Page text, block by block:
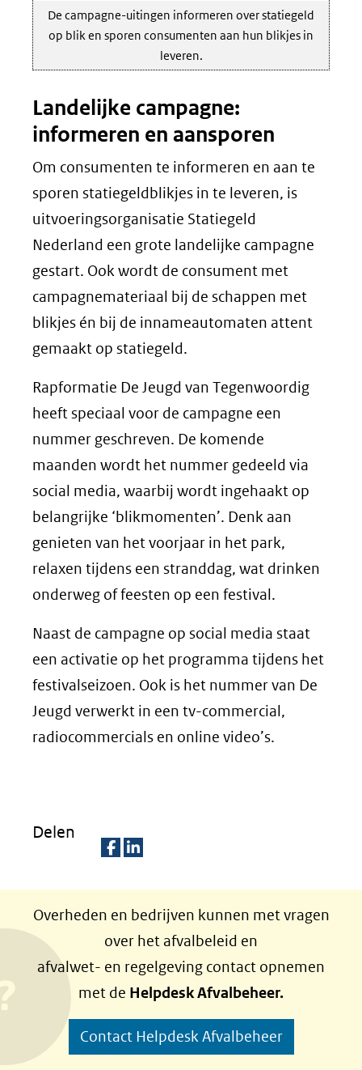
De campagne-uitingen informeren over statiegeld
op blik en sporen consumenten aan hun blikjes in
leveren.
Landelijke campagne:
informeren en aansporen
Om consumenten te informeren en aan te
sporen statiegeldblikjes in te leveren, is
uitvoeringsorganisatie Statiegeld
Nederland een grote landelijke campagne
gestart. Ook wordt de consument met
campagnemateriaal bij de schappen met
blikjes én bij de innameautomaten attent
gemaakt op statiegeld.
Rapformatie De Jeugd van Tegenwoordig
heeft speciaal voor de campagne een
nummer geschreven. De komende
maanden wordt het nummer gedeeld via
social media, waarbij wordt ingehaakt op
belangrijke ‘blikmomenten’. Denk aan
genieten van het voorjaar in het park,
relaxen tijdens een stranddag, wat drinken
onderweg of feesten op een festival.
Naast de campagne op social media staat
een activatie op het programma tijdens het
festivalseizoen. Ook is het nummer van De
Jeugd verwerkt in een tv-commercial,
radiocommercials en online video’s.
Delen
l
e
n
o
p
F
l
e
n
o
p
L
Overheden en bedrijven kunnen met vragen
over het afvalbeleid en
afvalwet- en regelgeving contact opnemen
met de Helpdesk Afvalbeheer.
Contact Helpdesk Afvalbeheer